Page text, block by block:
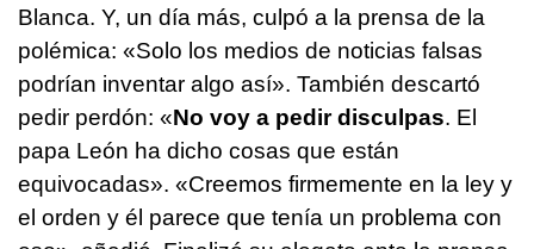
Blanca. Y, un día más, culpó a la prensa de la
polémica: «Solo los medios de noticias falsas
podrían inventar algo así». También descartó
pedir perdón: «No voy a pedir disculpas. El
papa León ha dicho cosas que están
equivocadas». «Creemos firmemente en la ley y
el orden y él parece que tenía un problema con